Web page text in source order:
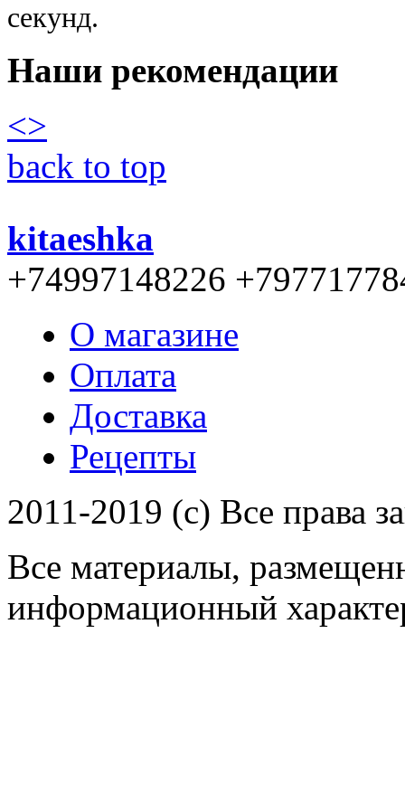
секунд.
Наши рекомендации
<>
back to top
kitaeshka
+74997148226
О магазине
Оплата
Доставка
Рецепты
2011-2019 (c) Все права
Все материалы,
информационный